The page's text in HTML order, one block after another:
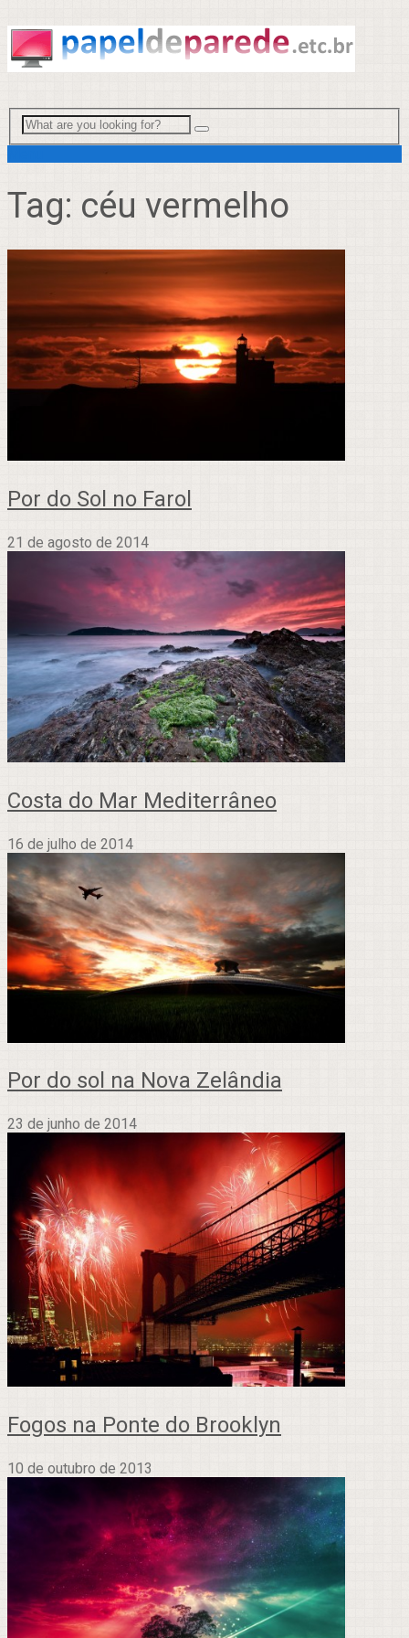
Tag: céu vermelho
Por do Sol no Farol
21 de agosto de 2014
Costa do Mar Mediterrâneo
16 de julho de 2014
Por do sol na Nova Zelândia
23 de junho de 2014
Fogos na Ponte do Brooklyn
10 de outubro de 2013